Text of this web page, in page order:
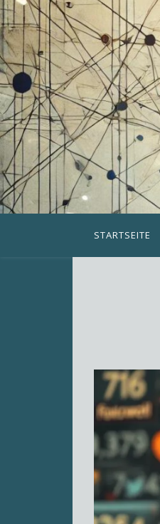
STARTSEITE